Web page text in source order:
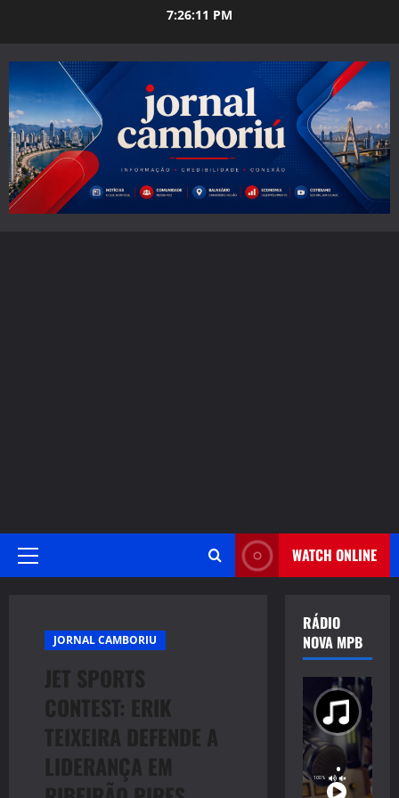
7:26:12 PM
Primary
WATCH ONLINE
JORNAL CAMBORIU
JET SPORTS
CONTEST: ERIK
TEIXEIRA DEFENDE A
LIDERANÇA EM
RÁDIO
NOVA MPB